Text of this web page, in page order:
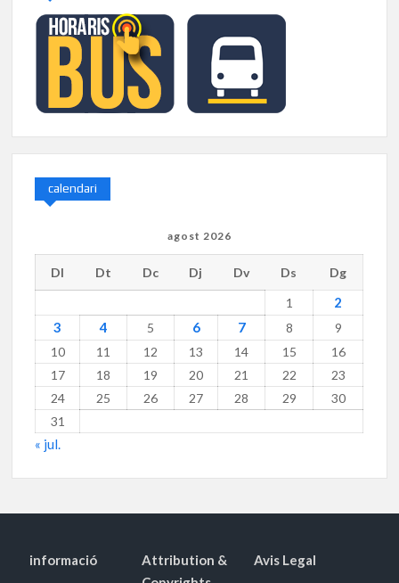
calendari
agost 2026
Dl Dt Dc Dj Dv Ds
Dg
1
2
3
4 5 6 7 8
9
10
11 12 13 14 15
16
17
18 19 20 21 22
23
24
25 26 27 28 29
30
31
« jul.
informació
Attribution &
Avis Legal